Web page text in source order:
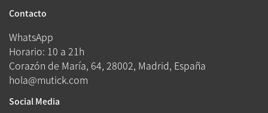
Contacto
WhatsApp
Horario: 10 a 21h
Corazón de María, 64, 28002, Madrid, España
hola@mutick.com
Social Media